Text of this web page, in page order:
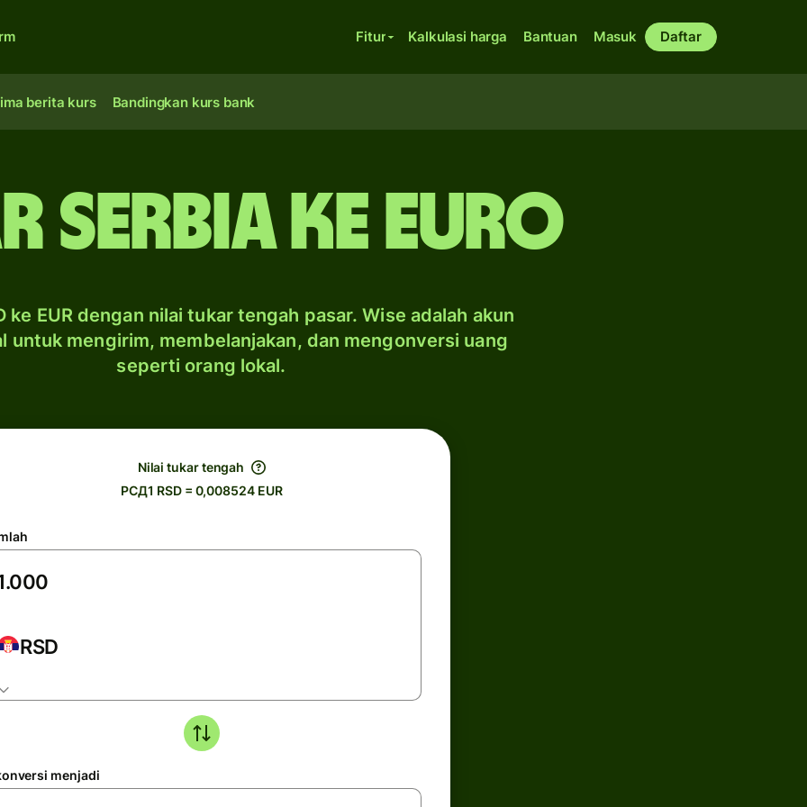
Fitur Kalkulasi harga Bantuan Masuk Daftar
berita kurs Bandingkan kurs bank
Serbia ke euro
ke EUR dengan nilai tukar tengah pasar. Wise adalah akun
untuk mengirim, membelanjakan, dan mengonversi uang
seperti orang lokal.
Nilai tukar tengah
РСД1 RSD = 0,008524 EUR
RSD
menjadi